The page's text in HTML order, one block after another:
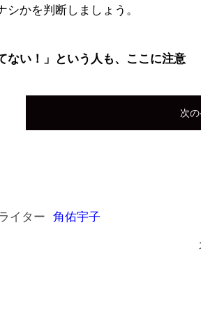
シかを判断しましょう。
ない！」という人も、ここに注意
次
イター 角佑宇子